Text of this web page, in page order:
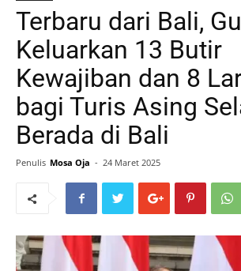
Terbaru dari Bali,
Keluarkan 13 Butir
Kewajiban dan 8
bagi Turis Asing
Berada di Bali
Penulis Mosa Oja - 24 Maret 2025